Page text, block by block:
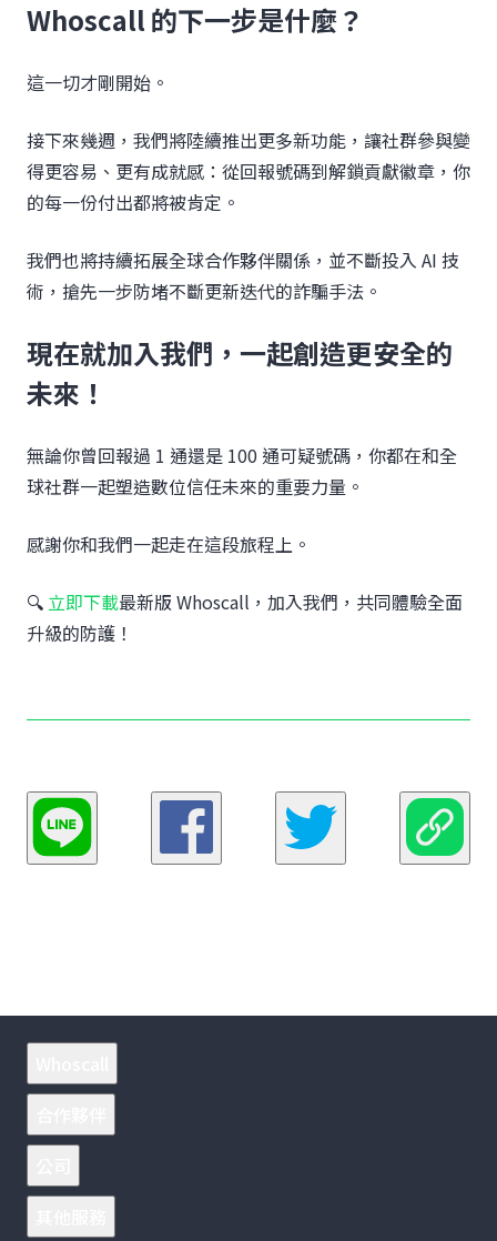
Whoscall 的下一步是什麼？
這一切才剛開始。
接下來幾週，我們將陸續推出更多新功能，讓社群參與變
得更容易、更有成就感：從回報號碼到解鎖貢獻徽章，你
的每一份付出都將被肯定。
我們也將持續拓展全球合作夥伴關係，並不斷投入 AI 技
術，搶先一步防堵不斷更新迭代的詐騙手法。
現在就加入我們，一起創造更安全的
未來！
無論你曾回報過 1 通還是 100 通可疑號碼，你都在和全
球社群一起塑造數位信任未來的重要力量。
感謝你和我們一起走在這段旅程上。
🔍 立即下載最新版 Whoscall，加入我們，共同體驗全面
升級的防護！